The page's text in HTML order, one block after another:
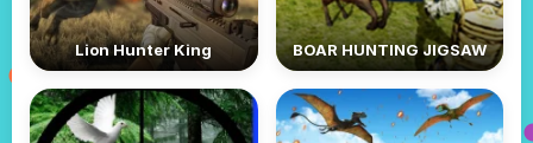
BOAR HUNTING JIGSAW
Lion Hunter King